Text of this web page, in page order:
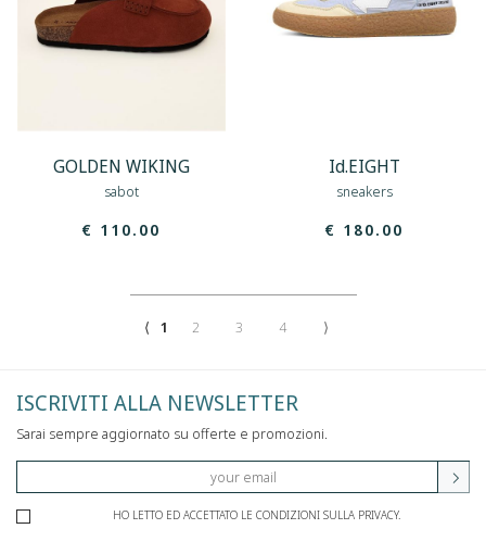
GOLDEN WIKING
sabot
€ 110.00
Id.EIGHT
sneakers
€ 180.00
⟨ 1 2 3 4 ⟩
ISCRIVITI ALLA NEWSLETTER
Sarai sempre aggiornato su offerte e promozioni.
HO LETTO ED ACCETTATO LE CONDIZIONI SULLA PRIVACY.